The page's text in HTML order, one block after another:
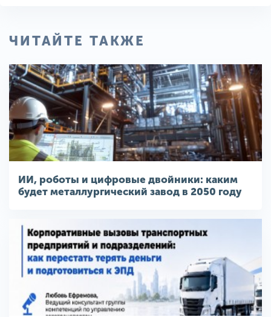
ЧИТАЙТЕ ТАКЖЕ
ИИ, роботы и цифровые двойники: каким
будет металлургический завод в 2050 году